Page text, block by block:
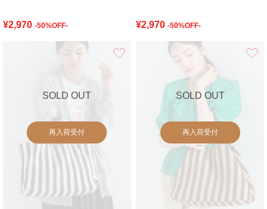
¥2,970 -50%OFF- ¥2,970 -50%OFF-
SOLD OUT
再入荷受付
SOLD OUT
再入荷受付